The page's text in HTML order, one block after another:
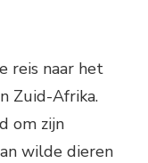
reis naar het
Zuid-Afrika.
om zijn
wilde dieren